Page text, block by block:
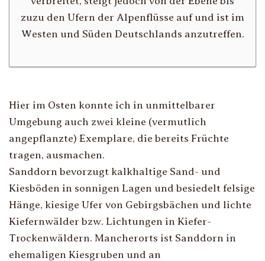
zuzu den Ufern der Alpenflüsse auf und ist im
Westen und Süden Deutschlands anzutreffen.
Hier im Osten konnte ich in unmittelbarer
Umgebung auch zwei kleine (vermutlich
angepflanzte) Exemplare, die bereits Früchte
tragen, ausmachen.
Sanddorn bevorzugt kalkhaltige Sand- und
Kiesböden in sonnigen Lagen und besiedelt felsige
Hänge, kiesige Ufer von Gebirgsbächen und lichte
Kiefernwälder bzw. Lichtungen in Kiefer-
Trockenwäldern. Mancherorts ist Sanddorn in
ehemaligen Kiesgruben und an